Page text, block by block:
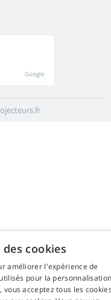
Google
cookies
améliorer l'expérience de
pour la
acceptez tous les